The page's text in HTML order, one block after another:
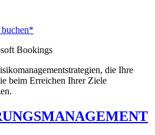
buchen*
Bookings
die Ihre
beim Erreichen Ihrer Ziele